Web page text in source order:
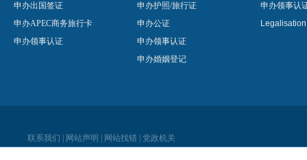
申办出国签证
申办APEC商务旅行卡
申办领事认证
申办护照/旅行证
申办公证
申办领事认证
申办婚姻登记
申办领事认
联系我们 网站声明 网站找错 党政机关